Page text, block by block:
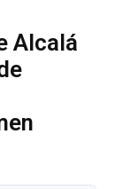
Alcalá